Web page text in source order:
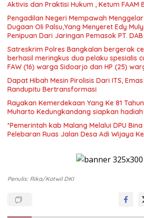
Aktivis dan Praktisi Hukum , Ketum FAAM
Pengadilan Negeri Mempawah
Dugaan Oli Palsu,Yang Menyeret Edy
Penipuan Dari Jaringan Pemasok PT. DAB
Satreskrim Polres Bangkalan bergerak
berhasil meringkus dua pelaku spesialis
FAW (16) warga Sidoarjo dan HP (25)
Dapat Hibah Mesin Pirolisis Dari ITS,
Randupitu Bertransformasi
Rayakan Kemerdekaan Yang Ke 81
Muharto Kedungkandang siapkan
*Pemerintah kab Malang Melalui DPU
Pelebaran Ruas Jalan Desa Adi Wijaya
Penulis: Rika/kotwil DKI